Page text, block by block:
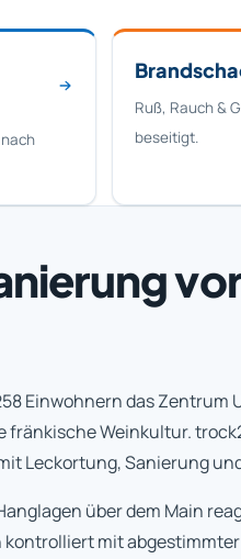
Ruß, Rauch &
beseitigt.
Einwohnern das Zentrum
fränkische Weinkultur.
Leckortung, Sanierung
über dem Main
mit